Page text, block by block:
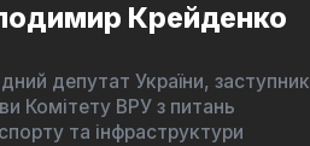
Крейденко
депутат України, заступник
Комітету ВРУ з питань
та інфраструктури